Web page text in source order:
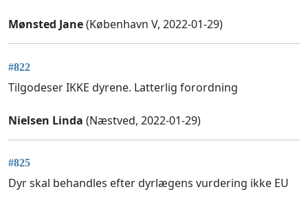
Mønsted Jane(København V, 2022-01-29)
#822
Tilgodeser IKKE dyrene. Latterlig forordning
Nielsen Linda (Næstved, 2022-01-29)
#825
Dyr skal behandles efter dyrlægens vurdering ikke EU